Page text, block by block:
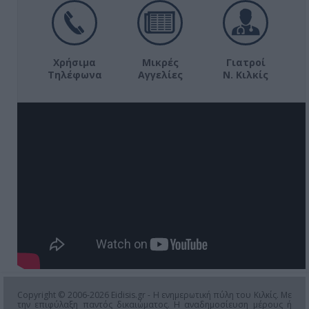
Χρήσιμα
Τηλέφωνα
Μικρές
Αγγελίες
Γιατροί
Ν. Κιλκίς
Copyright © 2006-2026 Eidisis.gr - Η ενημερωτική πύλη του Κιλκίς. Με
την επιφύλαξη παντός δικαιώματος. Η αναδημοσίευση μέρους ή